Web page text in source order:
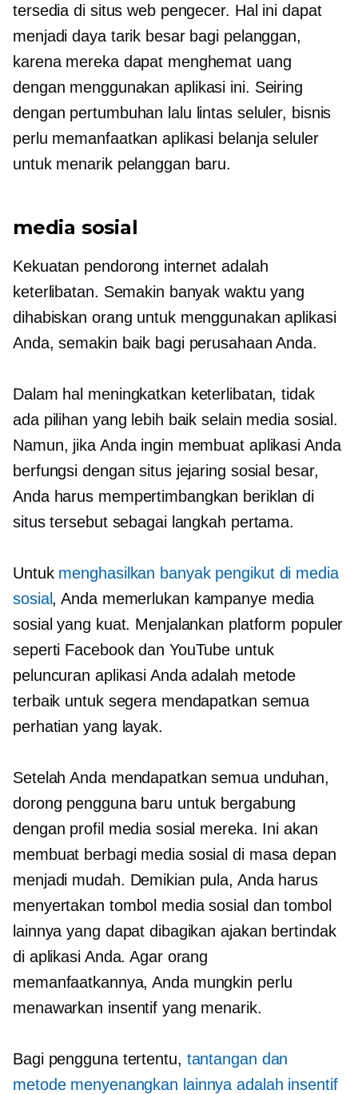
tersedia di situs web pengecer. Hal ini dapat
menjadi daya tarik besar bagi pelanggan,
karena mereka dapat menghemat uang
dengan menggunakan aplikasi ini. Seiring
dengan pertumbuhan lalu lintas seluler, bisnis
perlu memanfaatkan aplikasi belanja seluler
untuk menarik pelanggan baru.
media sosial
Kekuatan pendorong internet adalah
keterlibatan. Semakin banyak waktu yang
dihabiskan orang untuk menggunakan aplikasi
Anda, semakin baik bagi perusahaan Anda.
Dalam hal meningkatkan keterlibatan, tidak
ada pilihan yang lebih baik selain media sosial.
Namun, jika Anda ingin membuat aplikasi Anda
berfungsi dengan situs jejaring sosial besar,
Anda harus mempertimbangkan beriklan di
situs tersebut sebagai langkah pertama.
Untuk menghasilkan banyak pengikut di media
sosial, Anda memerlukan kampanye media
sosial yang kuat. Menjalankan platform populer
seperti Facebook dan YouTube untuk
peluncuran aplikasi Anda adalah metode
terbaik untuk segera mendapatkan semua
perhatian yang layak.
Setelah Anda mendapatkan semua unduhan,
dorong pengguna baru untuk bergabung
dengan profil media sosial mereka. Ini akan
membuat berbagi media sosial di masa depan
menjadi mudah. Demikian pula, Anda harus
menyertakan tombol media sosial dan tombol
lainnya yang dapat dibagikanajakan bertindak
di aplikasi Anda. Agar orang
memanfaatkannya, Anda mungkin perlu
menawarkan insentif yang menarik.
Bagi pengguna tertentu, tantangan dan
metode menyenangkan lainnya adalah insentif